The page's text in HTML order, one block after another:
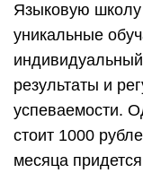
Языковую
уникальные
результаты и
успеваемости.
стоит 1000
месяца